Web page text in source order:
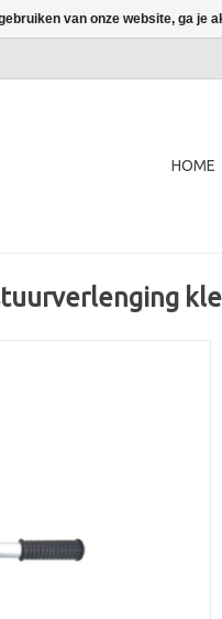
HOME
van onze website, ga je